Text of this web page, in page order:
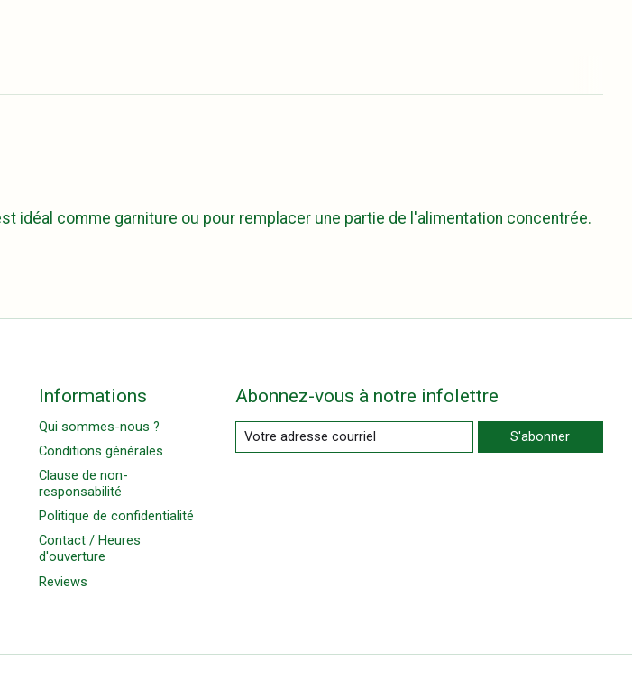
idéal comme garniture ou pour remplacer une partie de l'alimentation concentrée.
Informations
Qui sommes-nous ?
Conditions générales
Clause de non-
responsabilité
Politique de confidentialité
Contact / Heures
d'ouverture
Reviews
Abonnez-vous à notre infolettre
S'abonner